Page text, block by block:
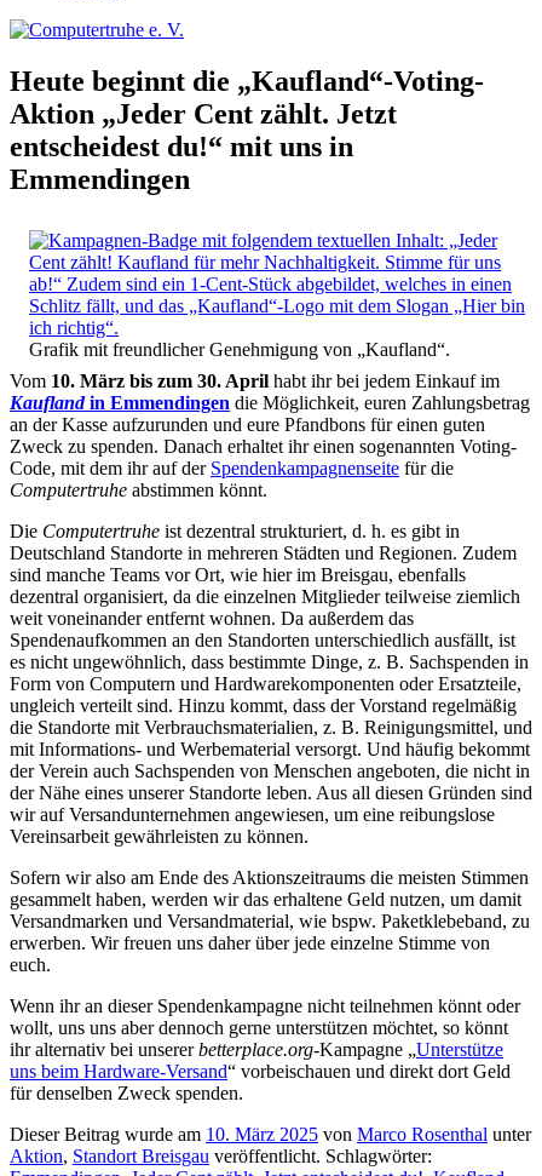
Heute beginnt die „Kaufland“-Voting-
Aktion „Jeder Cent zählt. Jetzt
entscheidest du!“ mit uns in
Emmendingen
Grafik mit freundlicher Genehmigung von „Kaufland“.
Vom 10. März bis zum 30. April habt ihr bei jedem Einkauf im
Kauflandin Emmendingen die Möglichkeit, euren Zahlungsbetrag
an der Kasse aufzurunden und eure Pfandbons für einen guten
Zweck zu spenden. Danach erhaltet ihr einen sogenannten Voting-
Code, mit dem ihr auf der Spendenkampagnenseite für die
Computertruhe abstimmen könnt.
Die Computertruhe ist dezentral strukturiert, d. h. es gibt in
Deutschland Standorte in mehreren Städten und Regionen. Zudem
sind manche Teams vor Ort, wie hier im Breisgau, ebenfalls
dezentral organisiert, da die einzelnen Mitglieder teilweise ziemlich
weit voneinander entfernt wohnen. Da außerdem das
Spendenaufkommen an den Standorten unterschiedlich ausfällt, ist
es nicht ungewöhnlich, dass bestimmte Dinge, z. B. Sachspenden in
Form von Computern und Hardwarekomponenten oder Ersatzteile,
ungleich verteilt sind. Hinzu kommt, dass der Vorstand regelmäßig
die Standorte mit Verbrauchsmaterialien, z. B. Reinigungsmittel, und
mit Informations- und Werbematerial versorgt. Und häufig bekommt
der Verein auch Sachspenden von Menschen angeboten, die nicht in
der Nähe eines unserer Standorte leben. Aus all diesen Gründen sind
wir auf Versandunternehmen angewiesen, um eine reibungslose
Vereinsarbeit gewährleisten zu können.
Sofern wir also am Ende des Aktionszeitraums die meisten Stimmen
gesammelt haben, werden wir das erhaltene Geld nutzen, um damit
Versandmarken und Versandmaterial, wie bspw. Paketklebeband, zu
erwerben. Wir freuen uns daher über jede einzelne Stimme von
euch.
Wenn ihr an dieser Spendenkampagne nicht teilnehmen könnt oder
wollt, uns uns aber dennoch gerne unterstützen möchtet, so könnt
ihr alternativ bei unsererbetterplace.org-Kampagne „Unterstütze
uns beim Hardware-Versand“ vorbeischauen und direkt dort Geld
für denselben Zweck spenden.
Dieser Beitrag wurde am 10. März 2025 von Marco Rosenthal unter
Aktion, Standort Breisgau veröffentlicht. Schlagwörter: